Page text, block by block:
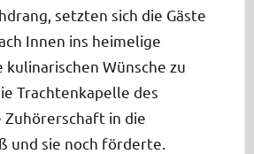
setzten sich die Gäste
Innen ins heimelige
Wünsche zu
Trachtenkapelle des
in die
und sie noch förderte.